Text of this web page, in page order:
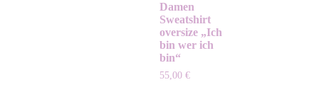
Damen
Sweatshirt
oversize „Ich
bin wer ich
bin“
55,00 €